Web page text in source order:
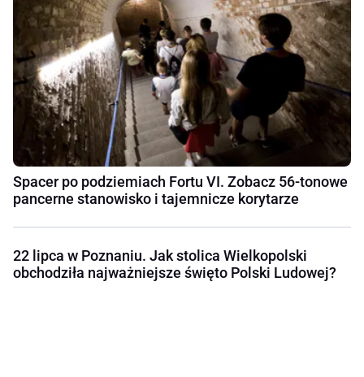
Spacer po podziemiach Fortu VI. Zobacz 56-tonowe
pancerne stanowisko i tajemnicze korytarze
22 lipca w Poznaniu. Jak stolica Wielkopolski
obchodziła najważniejsze święto Polski Ludowej?